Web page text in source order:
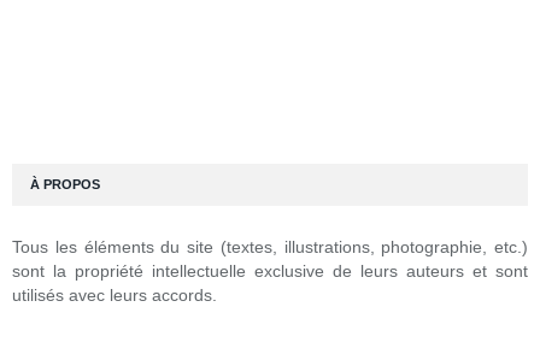
À PROPOS
Tous les éléments du site (textes, illustrations, photographie, etc.)
sont la propriété intellectuelle exclusive de leurs auteurs et sont
utilisés avec leurs accords.